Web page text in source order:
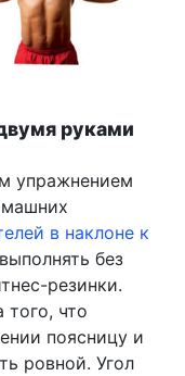
руками
упражнением
в наклоне к
без
резинки.
того, что
поясницу и
ровной. Угол